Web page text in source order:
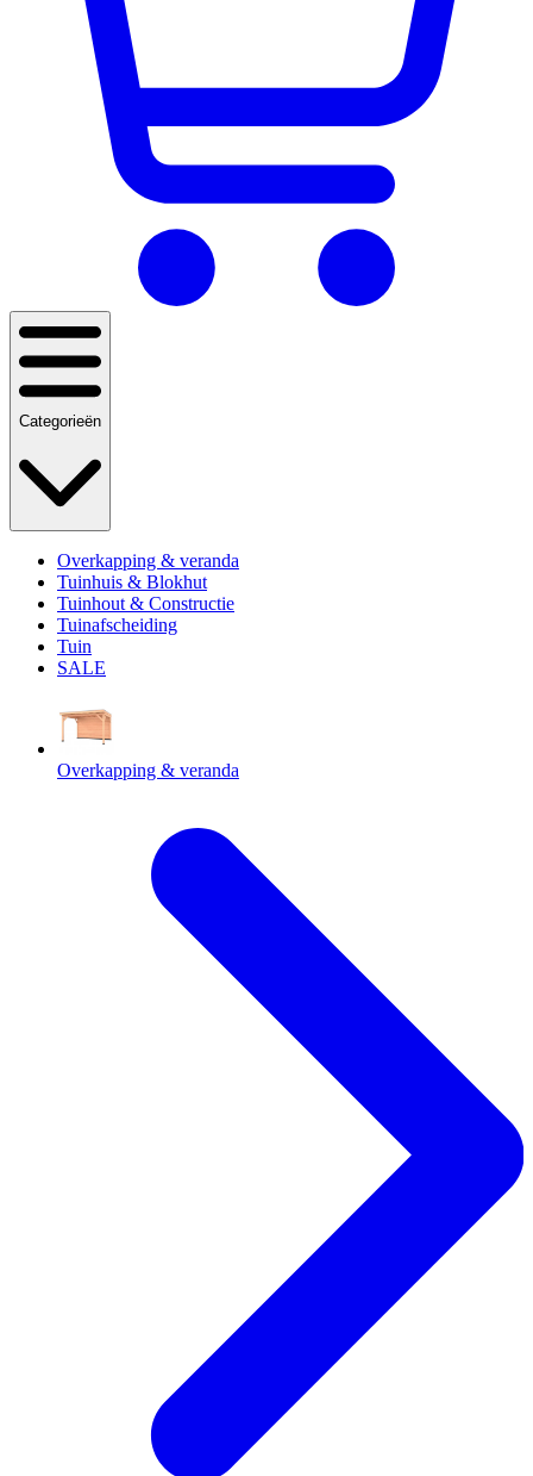
Categorieën
Overkapping & veranda
Tuinhuis & Blokhut
Tuinhout & Constructie
Tuinafscheiding
Tuin
SALE
Overkapping & veranda